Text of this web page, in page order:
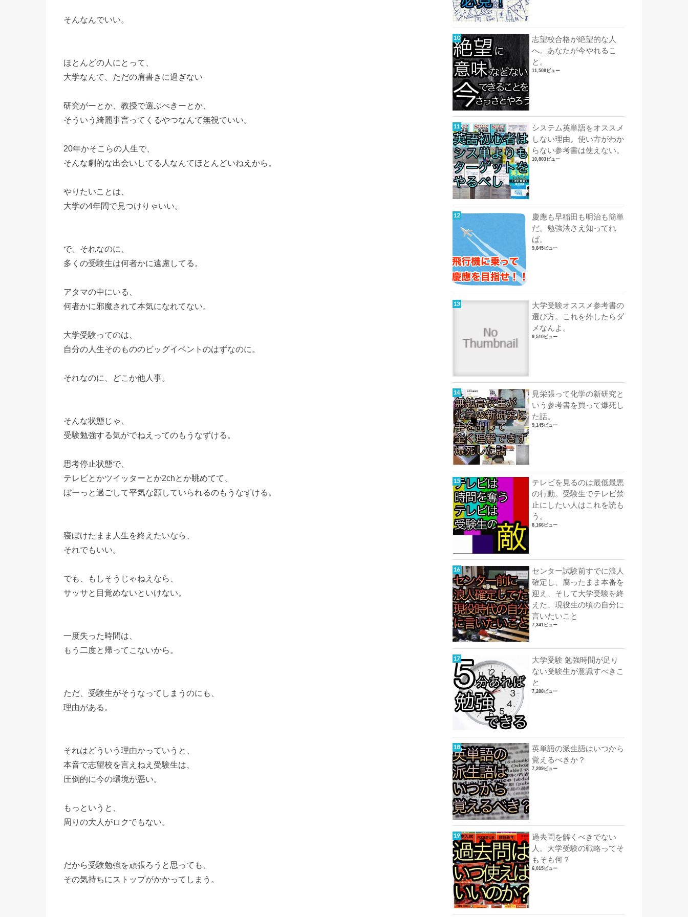
そんなんでいい。
ほとんどの人にとって、
大学なんて、ただの肩書きに過ぎない
研究がーとか、教授で選ぶべきーとか、
そういう綺麗事言ってくるやつなんて無視でいい。
20年かそこらの人生で、
そんな劇的な出会いしてる人なんてほとんどいねえから。
やりたいことは、
大学の4年間で見つけりゃいい。
で、それなのに、
多くの受験生は何者かに遠慮してる。
アタマの中にいる、
何者かに邪魔されて本気になれてない。
大学受験ってのは、
自分の人生そのもののビッグイベントのはずなのに。
それなのに、どこか他人事。
そんな状態じゃ、
受験勉強する気がでねえってのもうなずける。
思考停止状態で、
テレビとかツイッターとか2chとか眺めてて、
ぼーっと過ごして平気な顔していられるのもうなずける。
寝ぼけたまま人生を終えたいなら、
それでもいい。
でも、もしそうじゃねえなら、
サッサと目覚めないといけない。
一度失った時間は、
もう二度と帰ってこないから。
ただ、受験生がそうなってしまうのにも、
理由がある。
それはどういう理由かっていうと、
本音で志望校を言えねえ受験生は、
圧倒的に今の環境が悪い。
もっというと、
周りの大人がロクでもない。
だから受験勉強を頑張ろうと思っても、
その気持ちにストップがかかってしまう。
志望校合格が絶望的な人
へ。あなたが今やれるこ
と。
11,508ビュー
システム英単語をオススメ
しない理由。使い方がわか
らない参考書は使えない。
10,803ビュー
慶應も早稲田も明治も簡単
だ。勉強法さえ知ってれ
ば。
9,845ビュー
大学受験オススメ参考書の
選び方。これを外したらダ
メなんよ。
9,510ビュー
見栄張って化学の新研究と
いう参考書を買って爆死し
た話。
9,145ビュー
テレビを見るのは最低最悪
の行動。受験生でテレビ禁
止にしたい人はこれを読も
う。
8,166ビュー
センター試験前すでに浪人
確定し、腐ったまま本番を
迎え、そして大学受験を終
えた、現役生の頃の自分に
言いたいこと
7,341ビュー
大学受験 勉強時間が足り
ない受験生が意識すべきこ
と
7,288ビュー
英単語の派生語はいつから
覚えるべきか？
7,209ビュー
過去問を解くべきでない
人。大学受験の戦略ってそ
もそも何？
6,015ビュー